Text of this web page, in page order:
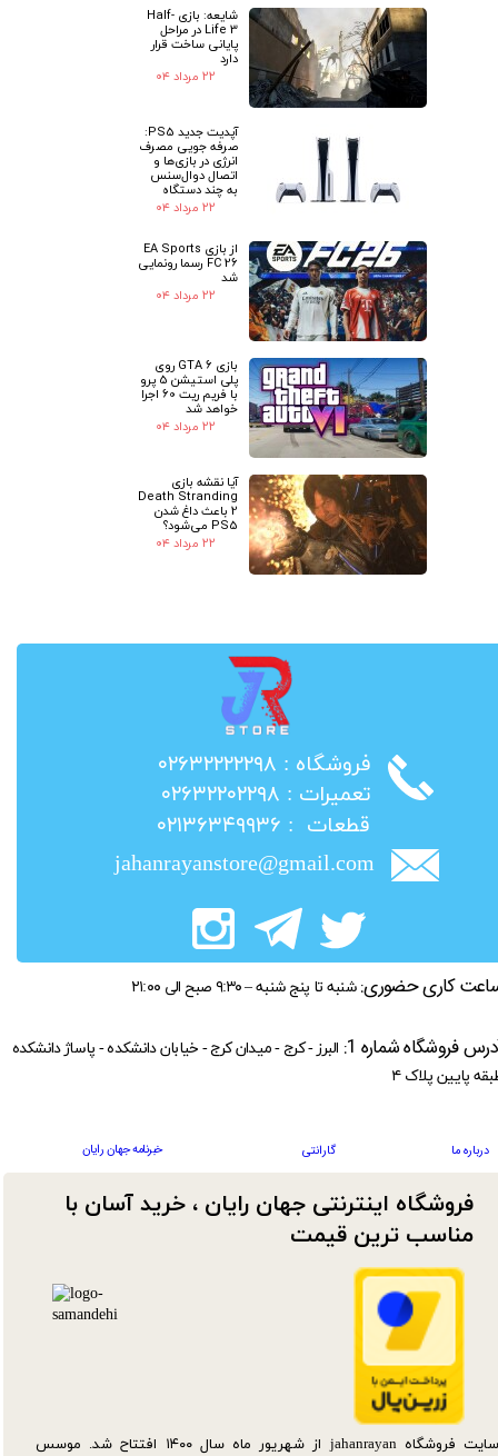
شایعه: بازی Half-
Life 3 در مراحل
پایانی ساخت قرار
دارد
۲۲ مرداد ۰۴
آپدیت جدید PS5:
صرفه جویی مصرف
انرژی در بازی‌ها و
اتصال دوال‌سنس
به چند دستگاه
۲۲ مرداد ۰۴
از بازی EA Sports
FC 26 رسما رونمایی
شد
۲۲ مرداد ۰۴
بازی GTA 6 روی
پلی استیشن 5 پرو
با فریم ریت 60 اجرا
خواهد شد
۲۲ مرداد ۰۴
آیا نقشه بازی
Death Stranding
2 باعث داغ شدن
PS5 می‌شود؟
۲۲ مرداد ۰۴
​فروشگاه : ۰۲۶۳۲۲۲۲۲۹۸
​تعمیرات : ۰۲۶۳۲۲۰۲۲۹۸
​قطعات : ۰۲۱۳۶۳۴۹۹۳۶
jahanrayanstore@gmail.com
سایت فروشگاه jahanrayan از شهریور ماه سال ۱۴۰۰ افتتاح شد. موسس
فروشگاه اینترنتی جهان رایان ، خرید آسان با
مناسب ترین قیمت​​​​​​​
کاری حضوری: شنبه تا پنج شنبه – ۹:۳۰ صبح الی ۲۱:۰۰
درباره ما گارانتی خبرنامه جهان رایان
فروشگاه شماره 1:
البرز - کرج - میدان کرج - خیابان دانشکده - پاساژ دانشکده
پایین پلاک ۴